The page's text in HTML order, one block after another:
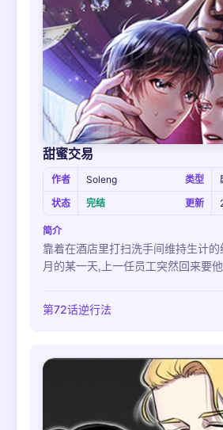
甜蜜交易
作者 Soleng 类型
状态
完结 更新
简介
靠着在酒店里打扫洗手间维持生计
月的某一天,上一任员工突然回来要
他一起工作。虽然他也担心会是诈骗,
一些杂事但他还是觉得很开心。当
第72话逆行法